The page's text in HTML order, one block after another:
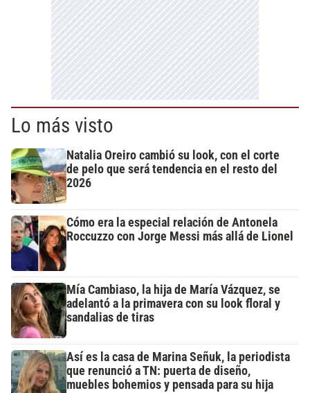
Lo más visto
Natalia Oreiro cambió su look, con el corte
de pelo que será tendencia en el resto del
2026
Cómo era la especial relación de Antonela
Roccuzzo con Jorge Messi más allá de Lionel
Mía Cambiaso, la hija de María Vázquez, se
adelantó a la primavera con su look floral y
sandalias de tiras
Así es la casa de Marina Señuk, la periodista
que renunció a TN: puerta de diseño,
muebles bohemios y pensada para su hija